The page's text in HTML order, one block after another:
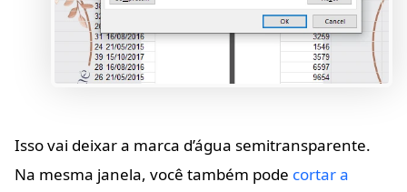
Isso vai deixar a marca d’água semitransparente.
Na mesma janela, você também pode cortar a